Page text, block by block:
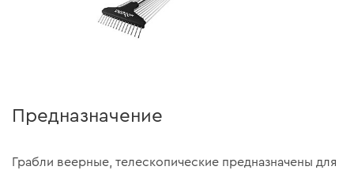
Предназначение
Грабли веерные, телескопические предназначены для